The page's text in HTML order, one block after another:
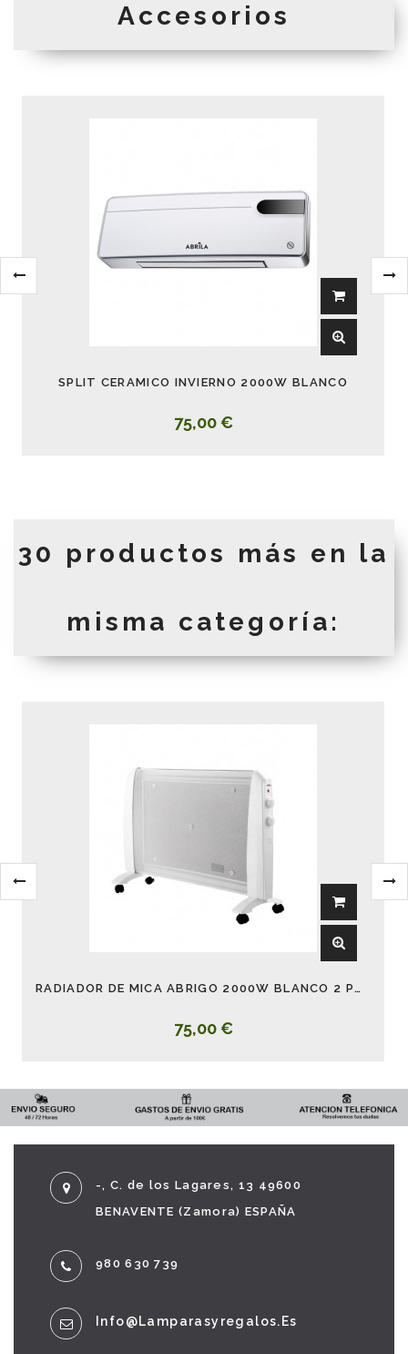
Accesorios
SPLIT CERAMICO INVIERNO 2000W BLANCO
75,00 €
30 productos más en la
misma categoría:
RADIADOR DE MICA ABRIGO 2000W BLANCO 2 POTENCIAS
75,00 €
-, C. de los Lagares, 13 49600
BENAVENTE (Zamora) ESPAÑA
980 630 739
Info@lamparasyregalos.es